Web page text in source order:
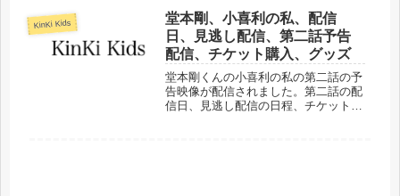
KinKi Kids
堂本剛、小喜利の私、配信
日、見逃し配信、第二話予告
配信、チケット購入、グッズ
堂本剛くんの小喜利の私の第二話の予
告映像が配信されました。第二話の配
信日、見逃し配信の日程、チケット購